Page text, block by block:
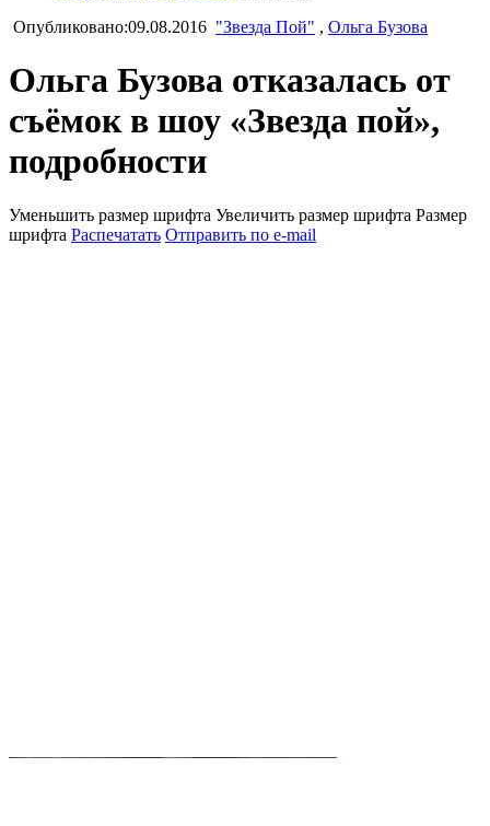
Опубликовано:09.08.2016 "Звезда Пой" , Ольга Бузова
Ольга Бузова отказалась от
съёмок в шоу «Звезда пой»,
подробности
Уменьшить размер шрифта Увеличить размер шрифта Размер
шрифта Распечатать Отправить по e-mail